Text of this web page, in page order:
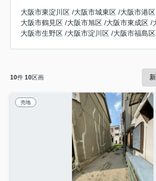
大阪市東淀川区 /大阪市城東区 /大阪市港区
大阪市鶴見区 /大阪市旭区 /大阪市東成区 /
大阪市生野区 /大阪市淀川区 /大阪市福島区
10件 10区画
売地